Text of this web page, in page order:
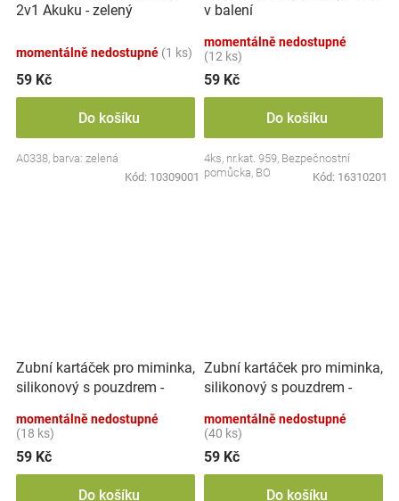
2v1 Akuku - zelený
momentálně nedostupné (1 ks)
59 Kč
Do košíku
A0338, barva: zelená
Kód: 10309001
v balení
momentálně nedostupné
(12 ks)
59 Kč
Do košíku
4ks, nr.kat. 959, Bezpečnostní
pomůcka, BO
Kód: 16310201
Zubní kartáček pro miminka,
silikonový s pouzdrem -
momentálně nedostupné
(18 ks)
59 Kč
Do košíku
Zubní kartáček pro miminka,
silikonový s pouzdrem -
momentálně nedostupné
(40 ks)
59 Kč
Do košíku